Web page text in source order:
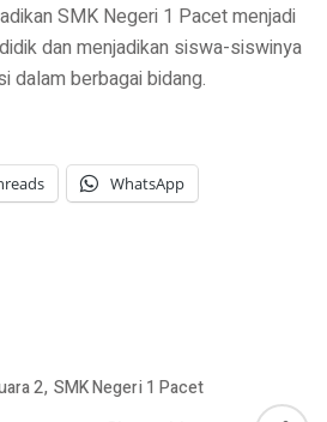
SMK Negeri 1 Pacet menjadi
dan menjadikan siswa-siswinya
dalam berbagai bidang.
WhatsApp
2, SMK Negeri 1 Pacet